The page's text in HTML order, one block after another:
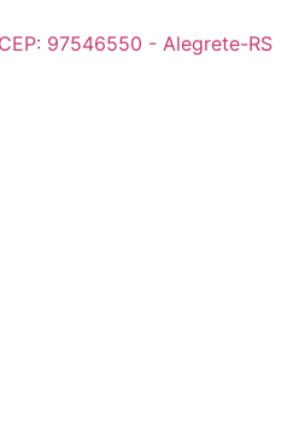
97546550 - Alegrete-RS